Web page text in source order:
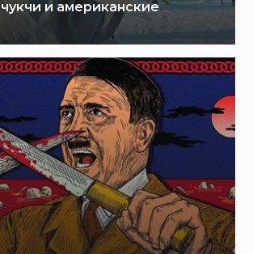
и американские